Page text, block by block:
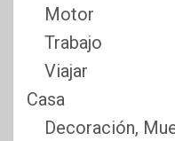
Motor
Trabajo
Viajar
Casa
Decoración,